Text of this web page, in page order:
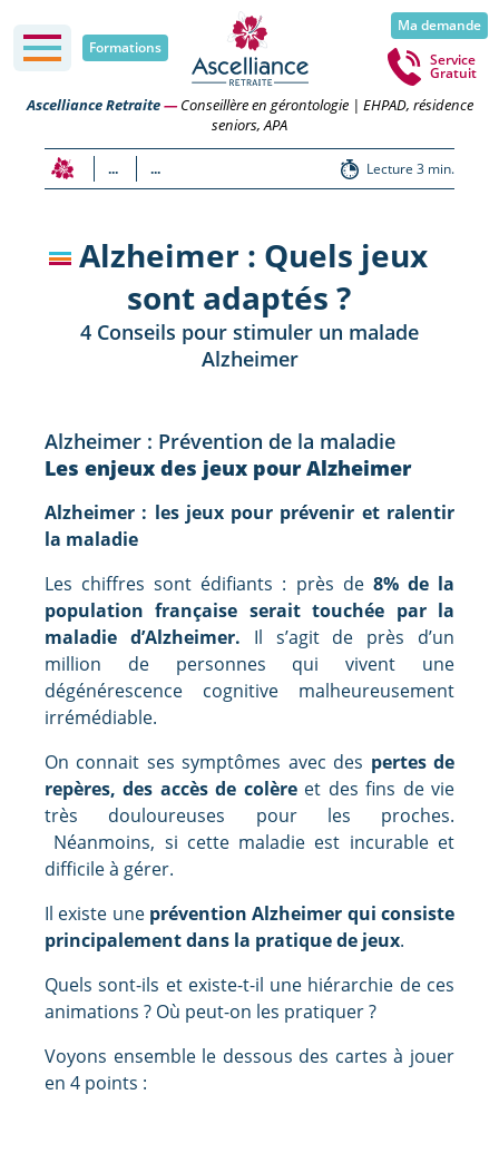
Formations
Ma demande
Service
Gratuit
Ascelliance Retraite—Conseillère en gérontologie | EHPAD, résidence
seniors, APA
... ... Lecture 3 min.
Alzheimer : Quels jeux
sont adaptés ?
4 Conseils pour stimuler un malade
Alzheimer
Alzheimer : Prévention de la maladie
Les enjeux des jeux pour Alzheimer
Alzheimer : les jeux pour prévenir et ralentir
la maladie
Les chiffres sont édifiants : près de 8% de la
population française serait touchée par la
maladie d’Alzheimer. Il s’agit de près d’un
million de personnes qui vivent une
dégénérescence cognitive malheureusement
irrémédiable.
On connait ses symptômes avec des pertes de
repères, des accès de colèreet des fins de vie
très douloureuses pour les proches.
Néanmoins, si cette maladie est incurable et
difficile à gérer.
Il existe une prévention Alzheimer qui consiste
principalement dans la pratique de jeux.
Quels sont-ils et existe-t-il une hiérarchie de ces
animations ? Où peut-on les pratiquer ?
Voyons ensemble le dessous des cartes à jouer
en 4 points :